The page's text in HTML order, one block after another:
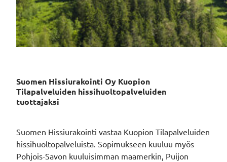
Suomen Hissiurakointi Oy Kuopion
Tilapalveluiden hissihuoltopalveluiden
tuottajaksi
Suomen Hissiurakointi vastaa Kuopion Tilapalveluiden
hissihuoltopalveluista. Sopimukseen kuuluu myös
Pohjois-Savon kuuluisimman maamerkin, Puijon